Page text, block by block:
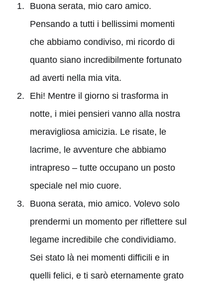
Buona serata, mio caro amico.
Pensando a tutti i bellissimi momenti
che abbiamo condiviso, mi ricordo di
quanto siano incredibilmente fortunato
ad averti nella mia vita.
Ehi! Mentre il giorno si trasforma in
notte, i miei pensieri vanno alla nostra
meravigliosa amicizia. Le risate, le
lacrime, le avventure che abbiamo
intrapreso – tutte occupano un posto
speciale nel mio cuore.
Buona serata, mio amico. Volevo solo
prendermi un momento per riflettere sul
legame incredibile che condividiamo.
Sei stato là nei momenti difficili e in
quelli felici, e ti sarò eternamente grato